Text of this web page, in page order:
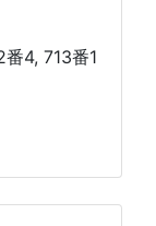
4, 713番1